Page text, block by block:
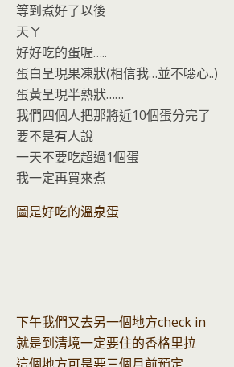
等到煮好了以後
天ㄚ
好好吃的蛋喔…..
蛋白呈現果凍狀(相信我…並不噁心..)
蛋黃呈現半熟狀……
我們四個人把那將近10個蛋分完了
要不是有人說
一天不要吃超過1個蛋
我一定再買來煮
圖是好吃的溫泉蛋
下午我們又去另一個地方check in
就是到清境一定要住的香格里拉